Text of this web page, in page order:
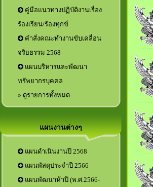
คู่มือแนวทางปฏิบัติงานเรื่อง
ร้องเรียน/ร้องทุกข์
คำสั่งคณะทำงานขับเคลื่อน
จริยธรรม 2568
แผนบริหารและพัฒนา
ทรัพยากรบุคคล
» ดูรายการทั้งหมด
แผนงานต่างๆ
แผนดำเนินงานปี 2568
แผนพัสดุประจำปี 2566
แผนพัฒนาห้าปี (พ.ศ.2566-